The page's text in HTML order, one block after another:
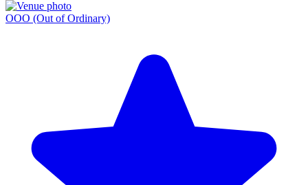
OOO (Out of Ordinary)